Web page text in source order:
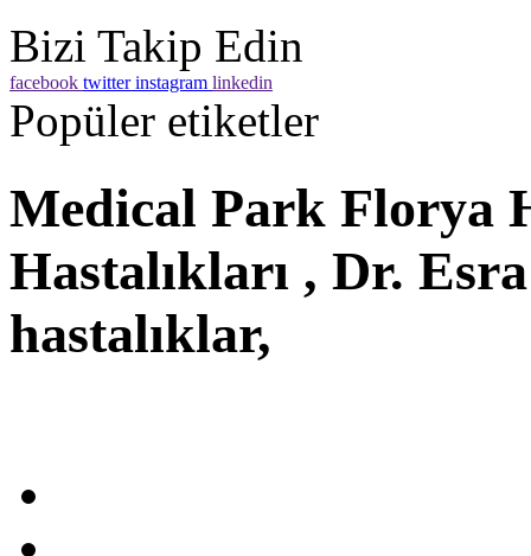
Bizi Takip Edin
facebook twitter instagram linkedin
Popüler etiketler
Medical Park Florya
Hastalıkları , Dr.
hastalıklar,